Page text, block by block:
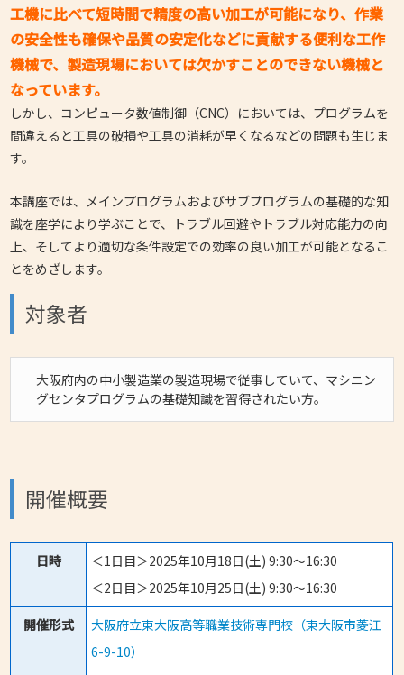
工機に比べて短時間で精度の高い加工が可能になり、作業
の安全性も確保や品質の安定化などに貢献する便利な工作
機械で、製造現場においては欠かすことのできない機械と
なっています。
しかし、コンピュータ数値制御（CNC）においては、プログラムを
間違えると工具の破損や工具の消耗が早くなるなどの問題も生じま
す。
本講座では、メインプログラムおよびサブプログラムの基礎的な知
識を座学により学ぶことで、トラブル回避やトラブル対応能力の向
上、そしてより適切な条件設定での効率の良い加工が可能となるこ
とをめざします。
対象者
大阪府内の中小製造業の製造現場で従事していて、マシニン
グセンタプログラムの基礎知識を習得されたい方。
開催概要
日時
＜1日目＞2025年10月18日(土) 9:30～16:30
＜2日目＞2025年10月25日(土) 9:30～16:30
開催形式
大阪府立東大阪高等職業技術専門校（東大阪市菱江
6-9-10）